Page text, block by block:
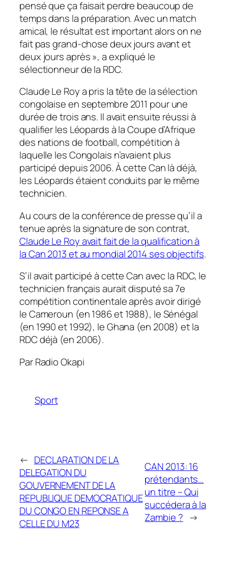
pensé que ça faisait perdre beaucoup de
temps dans la préparation. Avec un match
amical, le résultat est important alors on ne
fait pas grand-chose deux jours avant et
deux jours après », a expliqué le
sélectionneur de la RDC.
Claude Le Roy a pris la tête de la sélection
congolaise en septembre 2011 pour une
durée de trois ans. Il avait ensuite réussi à
qualifier les Léopards à la Coupe d’Afrique
des nations de football, compétition à
laquelle les Congolais n’avaient plus
participé depuis 2006. À cette Can là déjà,
les Léopards étaient conduits par le même
technicien.
Au cours de la conférence de presse qu’il a
tenue après la signature de son contrat,
Claude Le Roy avait fait de la qualification à
la Can 2013 et au mondial 2014 ses objectifs.
S’il avait participé à cette Can avec la RDC, le
technicien français aurait disputé sa 7e
compétition continentale après avoir dirigé
le Cameroun (en 1986 et 1988), le Sénégal
(en 1990 et 1992), le Ghana (en 2008) et la
RDC déjà (en 2006).
Par Radio Okapi
Sport
← DECLARATION DE LA
DELEGATION DU
GOUVERNEMENT DE LA
REPUBLIQUE DEMOCRATIQUE
DU CONGO EN REPONSE A
CELLE DU M23
CAN 2013: 16
prétendants…
un titre – Qui
succédera à la
Zambie ? →